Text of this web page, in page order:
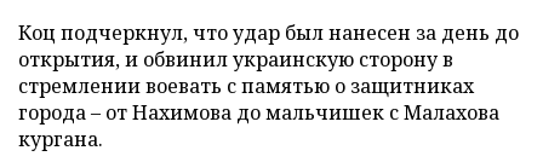
Коц подчеркнул, что удар был нанесен за день до
открытия, и обвинил украинскую сторону в
стремлении воевать с памятью о защитниках
города – от Нахимова до мальчишек с Малахова
кургана.